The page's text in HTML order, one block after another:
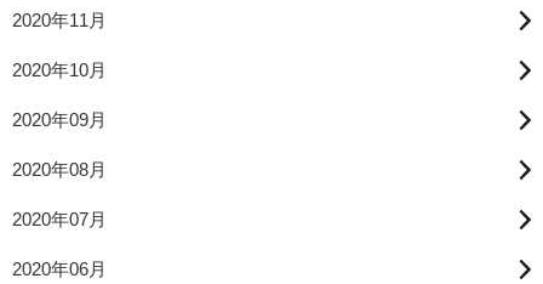
2020年11月
2020年10月
2020年09月
2020年08月
2020年07月
2020年06月